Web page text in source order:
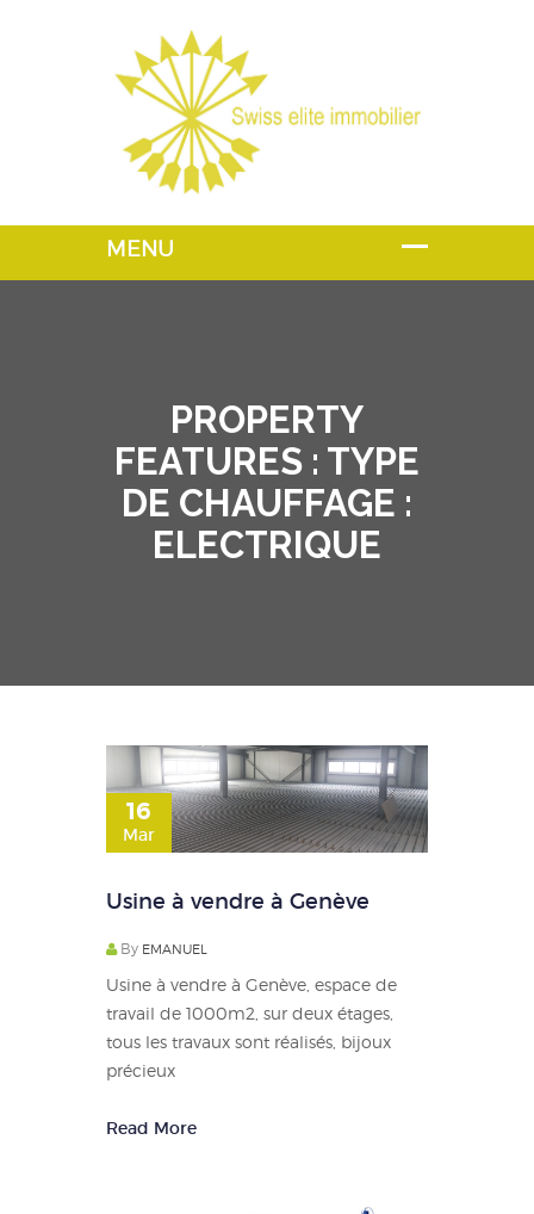
PROPERTY
FEATURES : TYPE
DE CHAUFFAGE :
ELECTRIQUE
16
Mar
Usine à vendre à Genève
By EMANUEL
Usine à vendre à Genève, espace de
travail de 1000m2, sur deux étages,
tous les travaux sont réalisés, bijoux
précieux
Read More